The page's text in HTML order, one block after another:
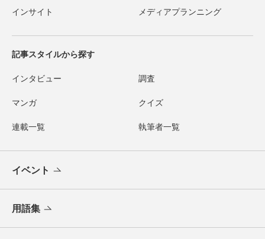
インサイト メディアプランニング
記事スタイルから探す
インタビュー 調査
マンガ クイズ
連載一覧 執筆者一覧
イベント
用語集